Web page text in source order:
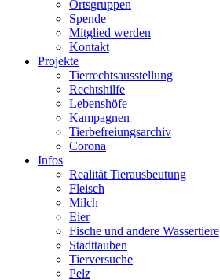
Ortsgruppen
Spende
Mitglied werden
Kontakt
Projekte
Tierrechtsausstellung
Rechtshilfe
Lebenshöfe
Kampagnen
Tierbefreiungsarchiv
Corona
Infos
Realität Tierausbeutung
Fleisch
Milch
Eier
Fische und andere Wassertiere
Stadttauben
Tierversuche
Pelz